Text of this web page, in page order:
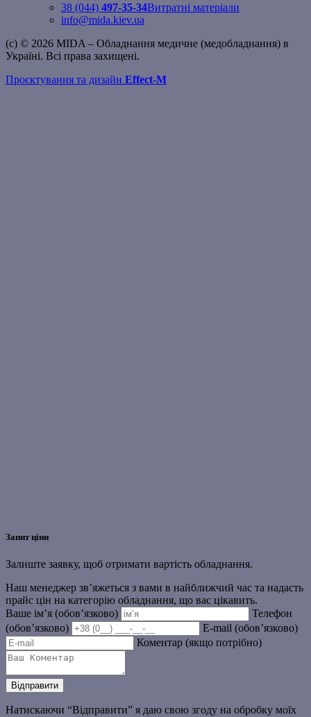
38 (044) 497-35-34Витратні матеріали
info@mida.kiev.ua
(c) © 2026 MIDA – Обладнання медичне (медобладнання) в
Україні. Всі права захищені.
Проєктування та дизайн Effect-M
Запит ціни
Залиште заявку, щоб отримати вартість обладнання.
Наш менеджер зв’яжеться з вами в найближчий час та надасть
прайс цін на категорію обладнання, що вас цікавить.
Ваше ім’я (обов’язково)
Телефон
(обов’язково)
E-mail (обов’язково)
Коментар (якщо потрібно)
Натискаючи “Відправити” я даю свою згоду на обробку моїх